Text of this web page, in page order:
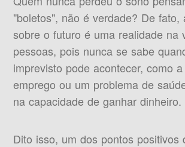
"boletos", não é verdade? De fato,
sobre o futuro é uma realidade na
pessoas, pois nunca se sabe
imprevisto pode acontecer, como
emprego ou um problema de
na capacidade de ganhar dinheiro.
Dito isso, um dos pontos positivos